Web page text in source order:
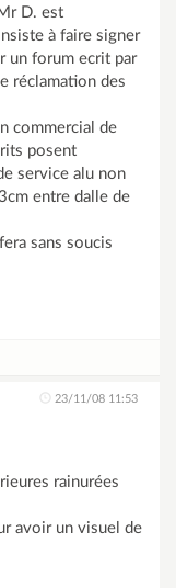
D. est
à faire signer
un forum ecrit par
réclamation des
commercial de
posent
service alu non
entre dalle de
sans soucis
23/11/08 11:53
rainurées
avoir un visuel de